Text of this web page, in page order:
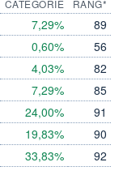
CATEGORIE
7,29%
0,60%
4,03%
7,29%
24,00%
19,83%
33,83%
RANG*
89
56
82
85
91
90
92